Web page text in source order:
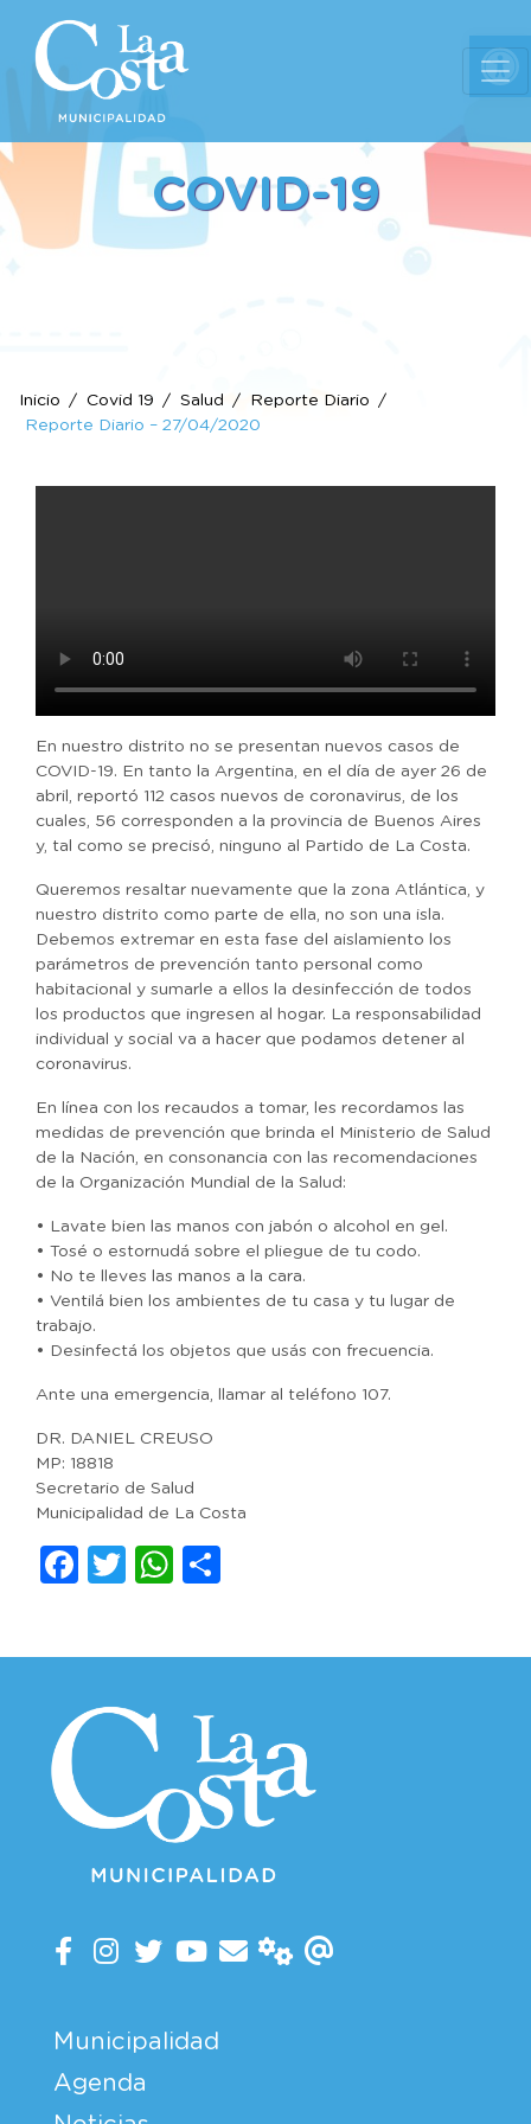
COVID-19
Inicio Covid 19 Salud
Reporte Diario
Reporte Diario – 27/04/2020
En nuestro distrito no se presentan nuevos casos de
COVID-19. En tanto la Argentina, en el día de ayer 26 de
abril, reportó 112 casos nuevos de coronavirus, de los
cuales, 56 corresponden a la provincia de Buenos Aires
y, tal como se precisó, ninguno al Partido de La Costa.
Queremos resaltar nuevamente que la zona Atlántica, y
nuestro distrito como parte de ella, no son una isla.
Debemos extremar en esta fase del aislamiento los
parámetros de prevención tanto personal como
habitacional y sumarle a ellos la desinfección de todos
los productos que ingresen al hogar. La responsabilidad
individual y social va a hacer que podamos detener al
coronavirus.
En línea con los recaudos a tomar, les recordamos las
medidas de prevención que brinda el Ministerio de Salud
de la Nación, en consonancia con las recomendaciones
de la Organización Mundial de la Salud:
• Lavate bien las manos con jabón o alcohol en gel.
• Tosé o estornudá sobre el pliegue de tu codo.
• No te lleves las manos a la cara.
• Ventilá bien los ambientes de tu casa y tu lugar de
trabajo.
• Desinfectá los objetos que usás con frecuencia.
Ante una emergencia, llamar al teléfono 107.
DR. DANIEL CREUSO
MP: 18818
Secretario de Salud
Municipalidad de La Costa
Facebook
TwitterWhatsApp
Municipalidad
Agenda